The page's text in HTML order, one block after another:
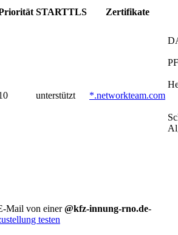
STARTTLS Zertifikate
unterstützt *.networkteam.com
Mail von einer@kfz-innung-rno.de-
testen